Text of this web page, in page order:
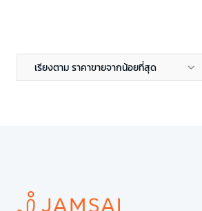
เรียงตาม ราคาขายจากน้อยที่สุด